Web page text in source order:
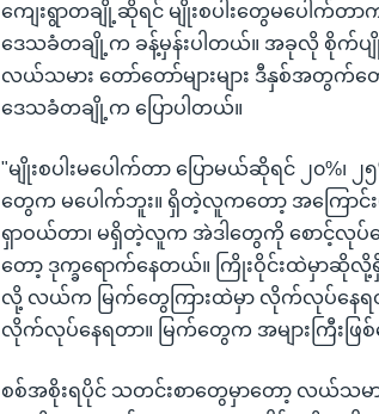
ကျေးရွာတချို့ဆိုရင် မျိုးစပါးတွေမပေါက်
ဒေသခံတချို့က ခန့်မှန်းပါတယ်။ အခုလို စိုက်ပျို
လယ်သမား တော်တော်များများ ဒီနှစ်အတွ
ဒေသခံတချို့က ပြောပါတယ်။
"မျိုးစပါးမပေါက်တာ ပြောမယ်ဆိုရင် ၂၀%၊
တွေက မပေါက်ဘူး။ ရှိတဲ့လူကတော့ အကြောင်း
ရှာဝယ်တာ၊ မရှိတဲ့လူက အဲဒါတွေကို စောင့်လုပ်န
တော့ ဒုက္ခရောက်နေတယ်။ ကြိုးဝိုင်းထဲမှာဆိုလို့
လို့ လယ်က မြက်တွေကြားထဲမှာ လိုက်လုပ်နေရ
လိုက်လုပ်နေရတာ။ မြက်တွေက အများကြီးဖြ
စစ်အစိုးရပိုင် သတင်းစာတွေမှာတော့ လယ်သ